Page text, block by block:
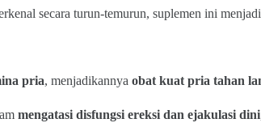
secara turun-temurun, suplemen ini
pria, menjadikannyaobat kuat pria tahan
mengatasi disfungsi ereksi dan ejakulasi dini